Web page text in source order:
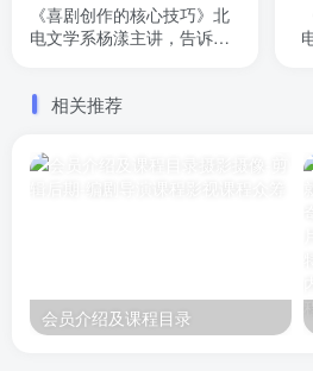
《喜剧创作的核心技巧》北
电文学系杨漾主讲，告诉你
相关推荐
会员介绍及课程目录